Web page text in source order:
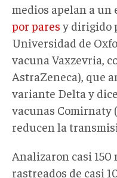
medios apelan a un
por pares y dirigido
Universidad de
vacuna Vaxzevria,
AstraZeneca), que
variante Delta y
vacunas Comirnaty
reducen la
Analizaron casi
rastreados de casi